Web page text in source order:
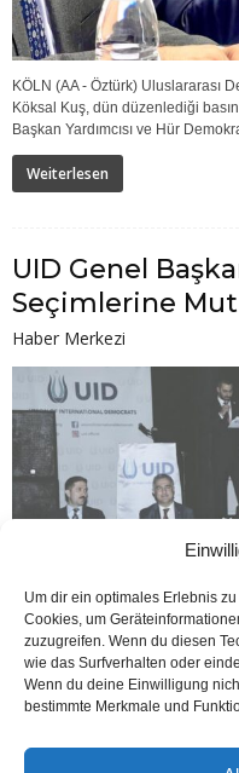
Um dir ein optimales Erlebnis
Cookies, um
zuzugreifen. Wenn du diesen
wie das Surfverhalten oder
Wenn du deine Einwilligung
bestimmte Merkmale und
KÖLN (AA - Öztürk) Uluslararası
Köksal Kuş, dün düzenlediği
Başkan Yardımcısı ve Hür
Weiterlesen
UID Genel
Seçimlerine
Haber Merkezi
KÖLN (AA - Öztürk) Uluslararası
UETD eski genel başkanları